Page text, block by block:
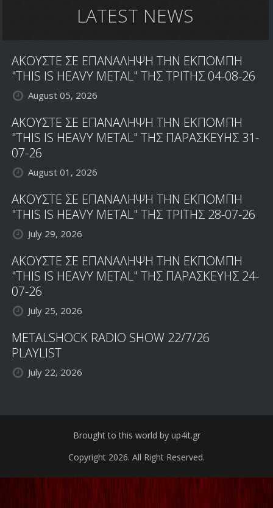
LATEST NEWS
ΑΚΟΥΣΤΕ ΣΕ ΕΠΑΝΑΛΗΨΗ ΤΗΝ ΕΚΠΟΜΠΗ
"THIS IS HEAVY METAL" ΤΗΣ ΤΡΙΤΗΣ 04-08-26
August 05, 2026
ΑΚΟΥΣΤΕ ΣΕ ΕΠΑΝΑΛΗΨΗ ΤΗΝ ΕΚΠΟΜΠΗ
"THIS IS HEAVY METAL" ΤΗΣ ΠΑΡΑΣΚΕΥΗΣ 31-
07-26
August 01, 2026
ΑΚΟΥΣΤΕ ΣΕ ΕΠΑΝΑΛΗΨΗ ΤΗΝ ΕΚΠΟΜΠΗ
"THIS IS HEAVY METAL" ΤΗΣ ΤΡΙΤΗΣ 28-07-26
July 29, 2026
ΑΚΟΥΣΤΕ ΣΕ ΕΠΑΝΑΛΗΨΗ ΤΗΝ ΕΚΠΟΜΠΗ
"THIS IS HEAVY METAL" ΤΗΣ ΠΑΡΑΣΚΕΥΗΣ 24-
07-26
July 25, 2026
METALSHOCK RADIO SHOW 22/7/26
PLAYLIST
July 22, 2026
Brought to this world by up4it.gr
Copyright 2026. All Right Reserved.